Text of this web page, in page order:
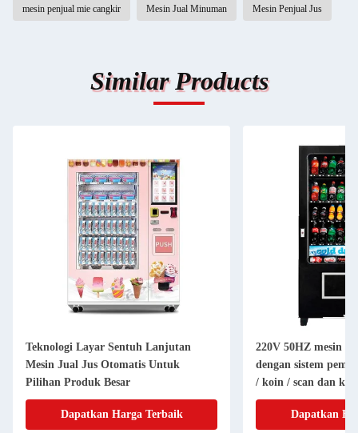
mesin penjual mie cangkir Mesin Jual Minuman Mesin Penjual Jus
Similar Products
Teknologi Layar Sentuh Lanjutan
Mesin Jual Jus Otomatis Untuk
Pilihan Produk Besar
Dapatkan Harga Terbaik
220V 50HZ mesin
dengan sistem
/ koin / scan dan
stiker
Dapatkan